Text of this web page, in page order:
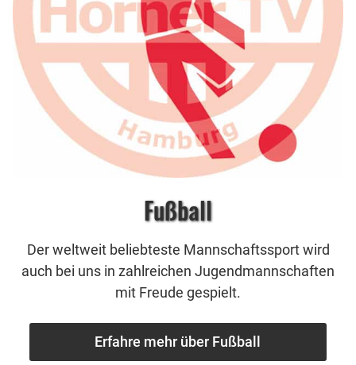
Fußball
Der weltweit beliebteste Mannschaftssport wird
auch bei uns in zahlreichen Jugendmannschaften
mit Freude gespielt.
Erfahre mehr über Fußball